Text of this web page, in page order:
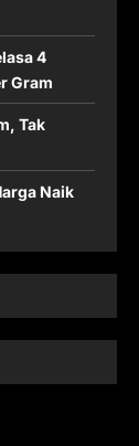
4
Gram
Tak
Naik